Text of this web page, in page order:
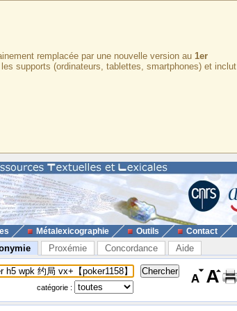
remplacée par une nouvelle version au 1er
supports (ordinateurs, tablettes, smartphones) et inclut
Métalexicographie Outils Contact
Proxémie Concordance Aide
catégorie :